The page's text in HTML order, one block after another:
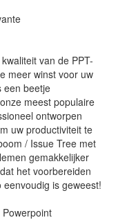
van de PPT-
meer winst voor uw
een beetje
meest populaire
ontworpen
uw productiviteit te
/ Issue Tree met
gemakkelijker
het voorbereiden
is geweest!